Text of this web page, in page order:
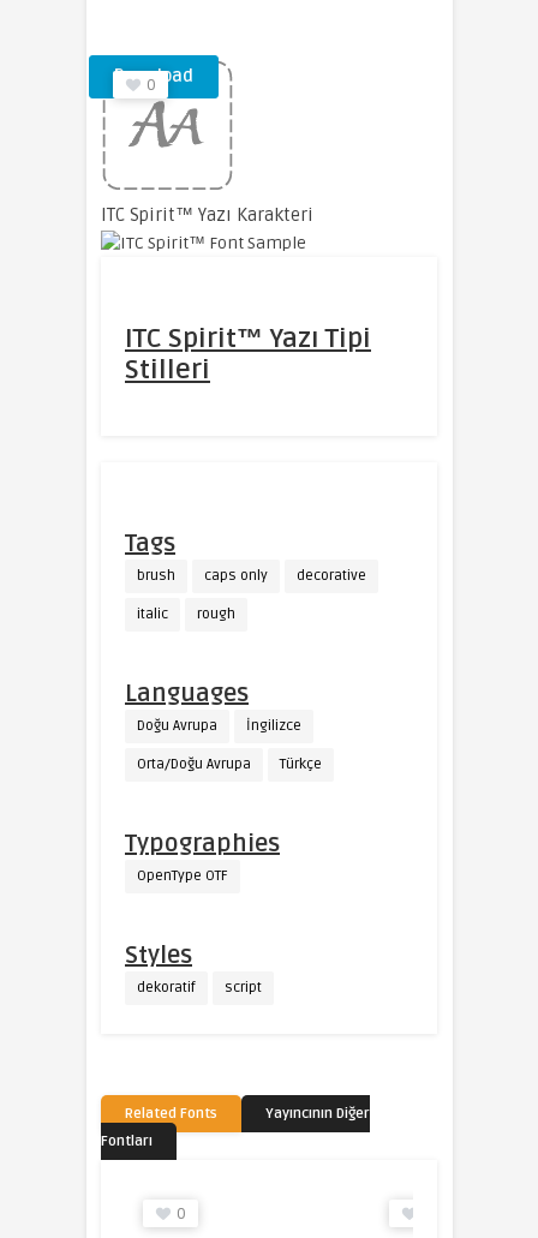
Download
0
ITC Spirit™ Yazı Karakteri
ITC Spirit™ Yazı Tipi
Stilleri
Tags
brush caps only decorative
italic rough
Languages
Doğu Avrupa İngilizce
Orta/Doğu Avrupa Türkçe
Typographies
OpenType OTF
Styles
dekoratif script
Related Fonts
Yayıncının Diğer
Fontları
0